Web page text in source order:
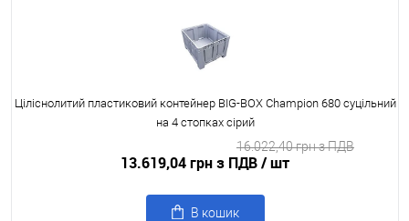
Ціліснолитий пластиковий контейнер BIG-BOX Champion 680 суцільний
на 4 стопках сірий
13.619,04 грн з ПДВ/ шт
16.022,40 грн з ПДВ
В кошик